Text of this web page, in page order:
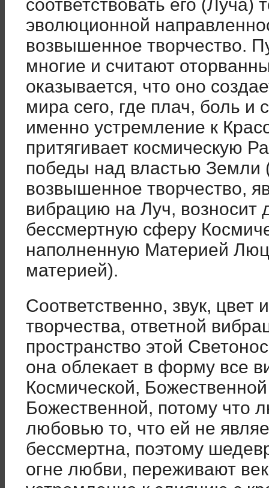
соответствовать его (Луча)
эволюционной
возвышенное творчество.
многие и считают
оказывается, что оно
мира сего, где плач, боль и
именно устремление к
притягивает космическую
победы над властью Земли
возвышенное творчество,
вибрацию на Луч, возносит
бессмертную сферу
наполненную Материей
материей).
Соответственно, звук,
творчества, ответной
пространство этой
она облекает в форму все
Космической,
Божественной, потому что
любовью то, что ей не
бессмертна, поэтому
огне любви, переживают